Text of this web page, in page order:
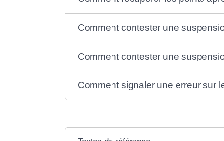
Comment contester une
Comment contester une
Comment signaler une erreur sur